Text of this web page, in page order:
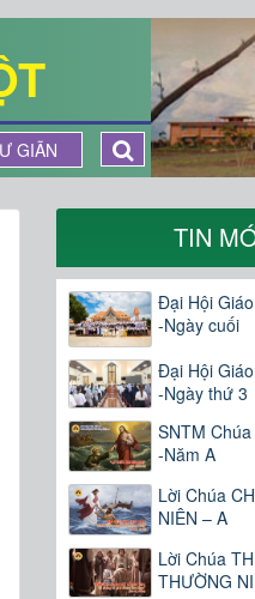
GIÃN
TIN
Đại Hội
-Ngày cuối
Đại Hội
-Ngày thứ 3
SNTM
-Năm A
Lời Chúa
NIÊN – A
Lời Chúa
THƯỜNG